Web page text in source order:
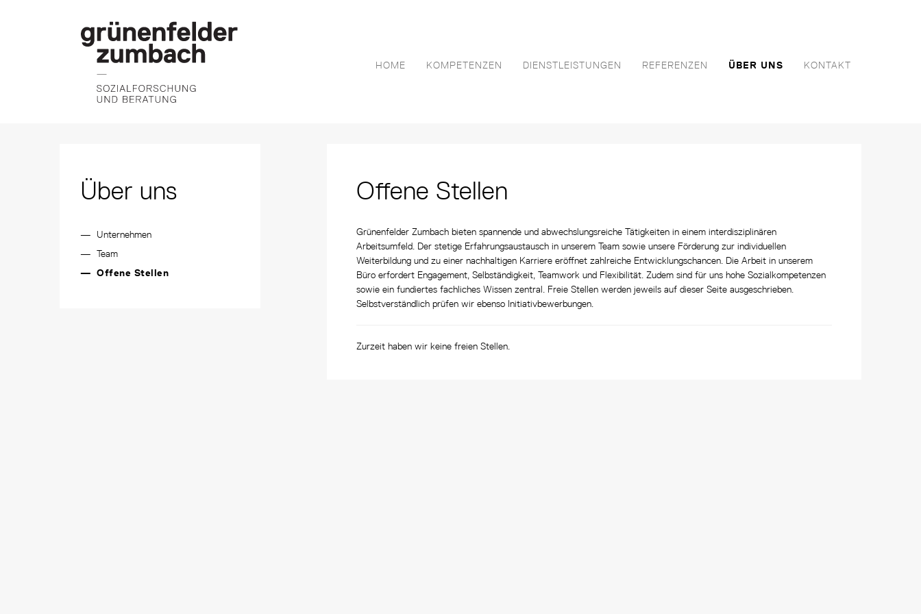
HOME KOMPETENZEN DIENSTLEISTUNGEN REFERENZEN ÜBER UNS KONTAKT
Über uns
Unternehmen
Team
Offene Stellen
Offene Stellen
Grünenfelder Zumbach bieten spannende und abwechslungsreiche Tätigkeiten in einem interdisziplinären
Arbeitsumfeld. Der stetige Erfahrungsaustausch in unserem Team sowie unsere Förderung zur individuellen
Weiterbildung und zu einer nachhaltigen Karriere eröffnet zahlreiche Entwicklungschancen. Die Arbeit in unserem
Büro erfordert Engagement, Selbständigkeit, Teamwork und Flexibilität. Zudem sind für uns hohe Sozialkompetenzen
sowie ein fundiertes fachliches Wissen zentral. Freie Stellen werden jeweils auf dieser Seite ausgeschrieben.
Selbstverständlich prüfen wir ebenso Initiativbewerbungen.
Zurzeit haben wir keine freien Stellen.